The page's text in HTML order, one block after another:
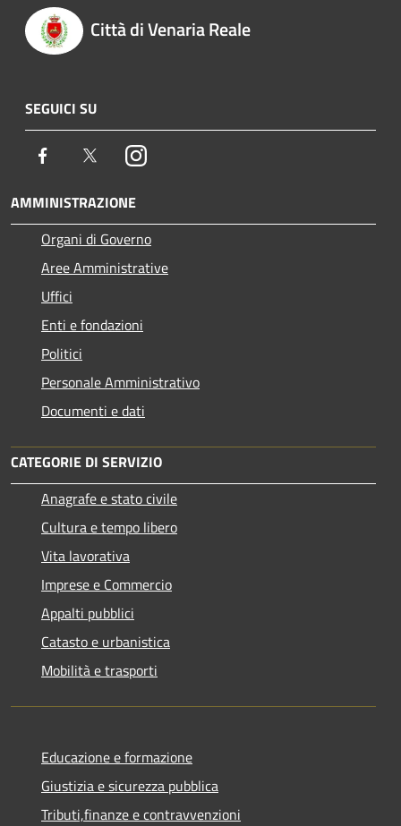
Città di Venaria Reale
SEGUICI SU
Facebook TwitterInstagram
AMMINISTRAZIONE
Organi di Governo
Aree Amministrative
Uffici
Enti e fondazioni
Politici
Personale Amministrativo
Documenti e dati
CATEGORIE DI SERVIZIO
Anagrafe e stato civile
Cultura e tempo libero
Vita lavorativa
Imprese e Commercio
Appalti pubblici
Catasto e urbanistica
Mobilità e trasporti
Educazione e formazione
Giustizia e sicurezza pubblica
Tributi,finanze e contravvenzioni